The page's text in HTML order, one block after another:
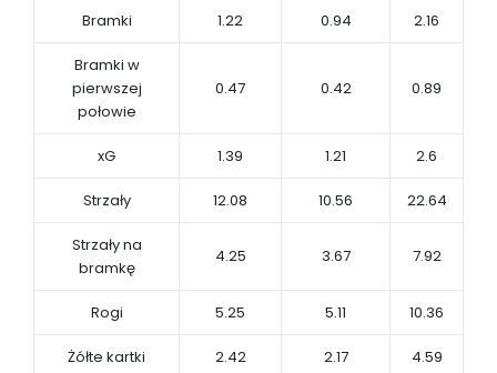
Bramki 1.22 0.94 2.16
Bramki w
pierwszej
połowie
0.47 0.42 0.89
xG 1.39 1.21 2.6
Strzały 12.08 10.56 22.64
Strzały na
bramkę
4.25 3.67 7.92
Rogi 5.25 5.11 10.36
Żółte kartki 2.42 2.17 4.59